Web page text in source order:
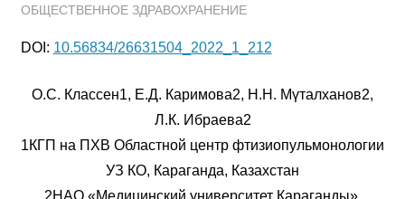
ОБЩЕСТВЕННОЕ ЗДРАВОХРАНЕНИЕ
DOI: 10.56834/26631504_2022_1_212
О.С. Классен1, Е.Д. Каримова2, Н.Н. Мүталханов2,
Л.К. Ибраева2
1КГП на ПХВ Областной центр фтизиопульмонологии
УЗ КО, Караганда, Казахстан
2НАО «Медицинский университет Караганды»,